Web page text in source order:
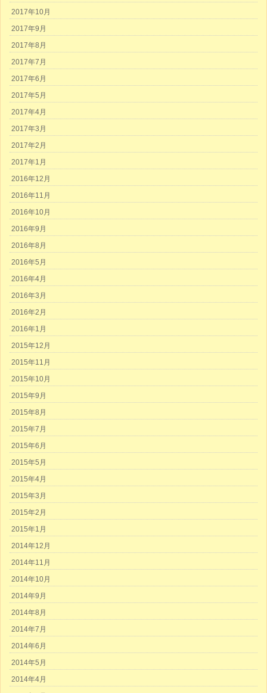
2017年10月
2017年9月
2017年8月
2017年7月
2017年6月
2017年5月
2017年4月
2017年3月
2017年2月
2017年1月
2016年12月
2016年11月
2016年10月
2016年9月
2016年8月
2016年5月
2016年4月
2016年3月
2016年2月
2016年1月
2015年12月
2015年11月
2015年10月
2015年9月
2015年8月
2015年7月
2015年6月
2015年5月
2015年4月
2015年3月
2015年2月
2015年1月
2014年12月
2014年11月
2014年10月
2014年9月
2014年8月
2014年7月
2014年6月
2014年5月
2014年4月